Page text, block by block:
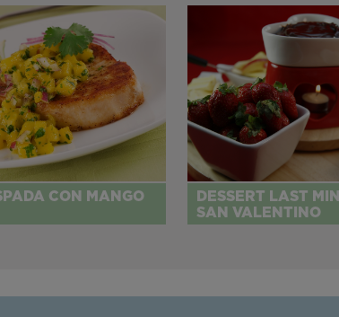
CON MANGO
DESSERT LAST
SAN VALENTINO